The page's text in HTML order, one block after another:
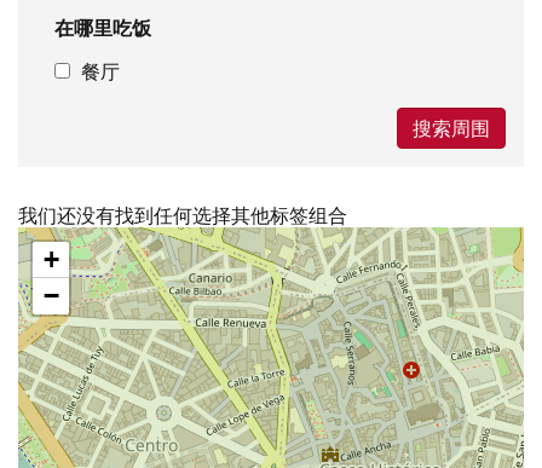
在哪里吃饭
餐厅
搜索周围
我们还没有找到任何选择其他标签组合
跳
过
地
图
+
−